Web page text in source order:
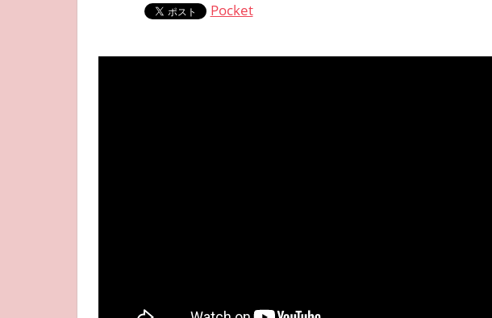
Pocket